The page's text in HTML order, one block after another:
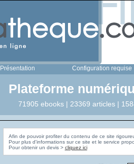
Présentation Configuration requise
Plateforme
71905 ebooks | 23369 articles |
Afin de pouvoir profiter du contenu de ce site
Pour plus d'informations sur ce site et le service
Pour obtenir un devis > cliquez ici